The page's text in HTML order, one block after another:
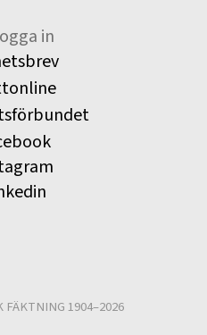
in
FÄKTNING 1904–2026